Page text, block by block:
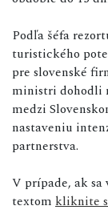
Podľa šéfa
turistického
pre slovenské
ministri dohodli
medzi
nastaveniu
partnerstva.
V prípade, ak sa
textom kliknite